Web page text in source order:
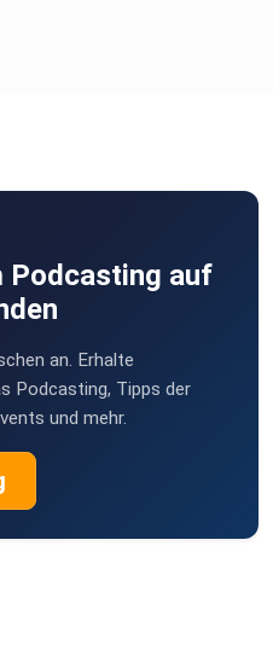
Podcasting auf
an. Erhalte
Podcasting, Tipps der
und mehr.